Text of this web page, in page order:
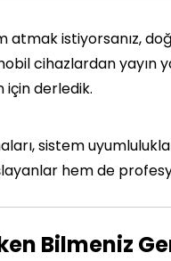
atmak istiyorsanız,
cihazlardan yayın
için derledik.
sistem
hem de
Bilmeniz